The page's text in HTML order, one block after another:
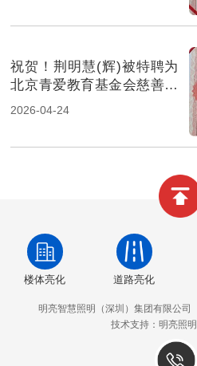
祝贺！荆明慧(辉)被特聘为
北京青爱教育基金会慈善家
委员会执行主任
2026-04-24
楼体亮化 道路亮化
明亮智慧照明（深圳）集团有限公司
技术支持：明亮照明